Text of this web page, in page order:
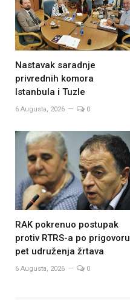
Nastavak saradnje
privrednih komora
Istanbula i Tuzle
6 Augusta, 2026 0
RAK pokrenuo postupak
protiv RTRS-a po prigovoru
pet udruženja žrtava
6 Augusta, 2026 0